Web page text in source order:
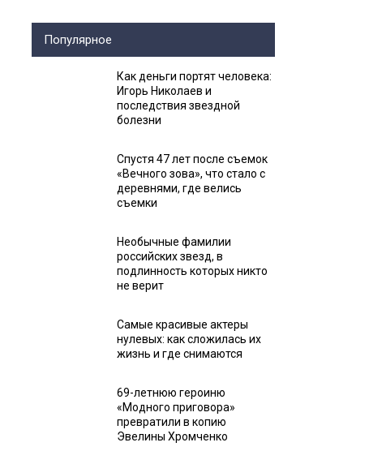
Популярное
Как деньги портят человека:
Игорь Николаев и
последствия звездной
болезни
Спустя 47 лет после съемок
«Вечного зова», что стало с
деревнями, где велись
съемки
Необычные фамилии
российских звезд, в
подлинность которых никто
не верит
Самые красивые актеры
нулевых: как сложилась их
жизнь и где снимаются
69-летнюю героиню
«Модного приговора»
превратили в копию
Эвелины Хромченко